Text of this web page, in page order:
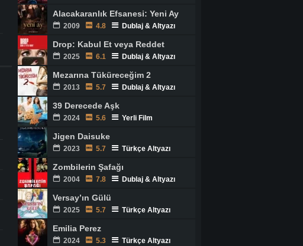
Alacakaranlık Efsanesi: Yeni Ay
2009 4.8 Dublaj & Altyazı
Drop: Kabul Et veya Reddet
2025 6.1 Dublaj & Altyazı
Mezarına Tüküreceğim 2
2013 5.7 Dublaj & Altyazı
39 Derecede Aşk
2024 5.6 Yerli Film
Jigen Daisuke
2023 5.7 Türkçe Altyazı
Zombilerin Şafağı
2004 7.8 Dublaj & Altyazı
Versay’ın Gülü
2025 5.7 Türkçe Altyazı
Emilia Perez
2024 5.3 Türkçe Altyazı